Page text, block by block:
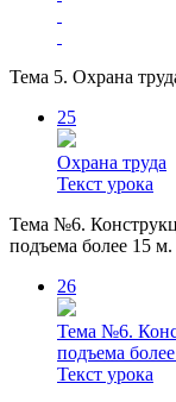
Тема 5. Охрана
25
Охрана труда
Текст урока
Тема №6.
подъема более 15 м.
26
Тема №6.
подъема
Текст урока